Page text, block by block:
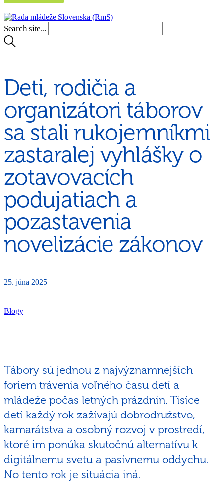
Search site...
Deti, rodičia a
organizátori táborov
sa stali rukojemníkmi
zastaralej vyhlášky o
zotavovacích
podujatiach a
pozastavenia
novelizácie zákonov
25. júna 2025
Blogy
Tábory sú jednou z najvýznamnejších
foriem trávenia voľného času detí a
mládeže počas letných prázdnin. Tisíce
detí každý rok zažívajú dobrodružstvo,
kamarátstva a osobný rozvoj v prostredí,
ktoré im ponúka skutočnú alternatívu k
digitálnemu svetu a pasívnemu oddychu.
No tento rok je situácia iná.